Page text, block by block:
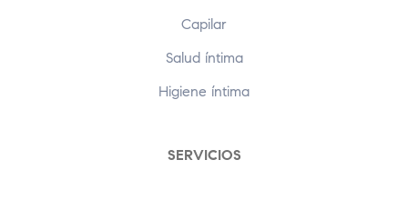
Capilar
Salud íntima
Higiene íntima
SERVICIOS